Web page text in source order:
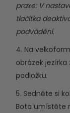
praxe: V
tlačítka
podvádění.
4. Na
obrázek
podložku.
5. Sedněte si
Bota umístěte